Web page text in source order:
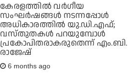
കേരളത്തില്‍ വര്‍ഗീയ
സംഘര്‍ഷങ്ങള്‍ നടന്നപ്പോള്‍
അധികാരത്തില്‍ യു.ഡി.എഫ്;
വസ്തുതകള്‍ പറയുമ്പോള്‍
പ്രകോപിതരാകരുതെന്ന് എം.ബി.
രാജേഷ്
6 months ago